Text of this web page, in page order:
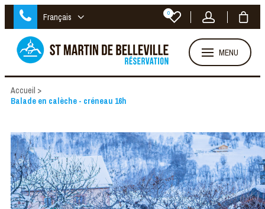
Français 0
MENU
Accueil >
Balade en calèche - créneau 16h